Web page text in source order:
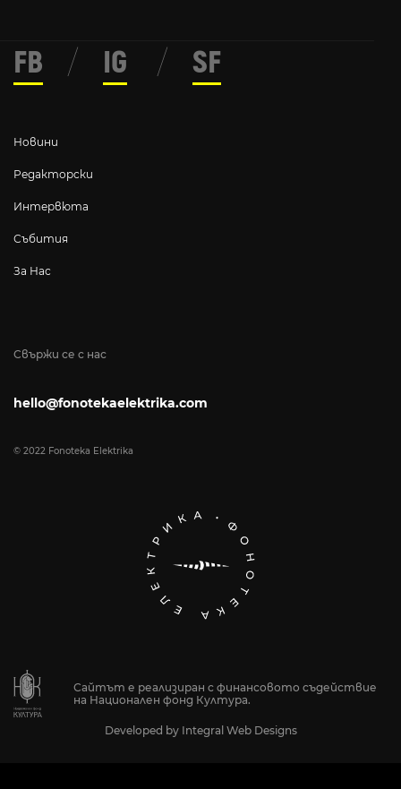
Свържи се с нас
hello@fonotekaelektrika.com
© 2022 Fonoteka Elektrika
Новини
Редакторски
Интервюта
Събития
За Нас
FB / IG / SF
Сайтът е реализиран с финансовото съдействие
на Национален фонд Култура.
Developed by Integral Web Designs